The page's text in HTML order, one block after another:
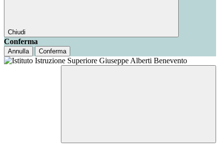
Chiudi
Conferma
Annulla Conferma